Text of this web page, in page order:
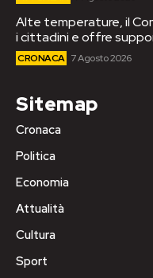
Alte temperature, il
i cittadini e offre
CRONACA 7 Agosto 2026
Sitemap
Cronaca
Politica
Economia
Attualità
Cultura
Sport